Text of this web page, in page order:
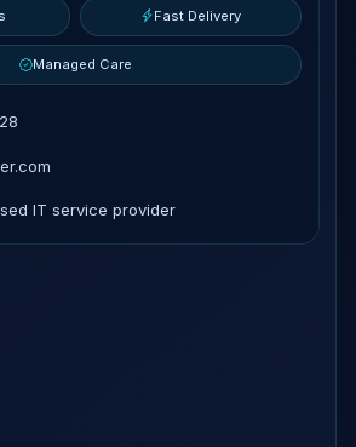
Fast Delivery
Managed Care
IT service provider